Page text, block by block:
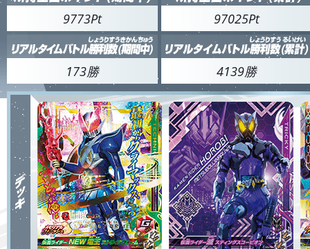
9773Pt 97025Pt
173勝 4139勝